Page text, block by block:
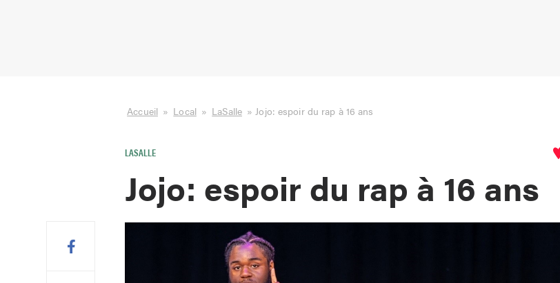
Accueil » Local » LaSalle »Jojo: espoir du rap à 16 ans
LASALLE
Jojo: espoir du rap à 16 ans